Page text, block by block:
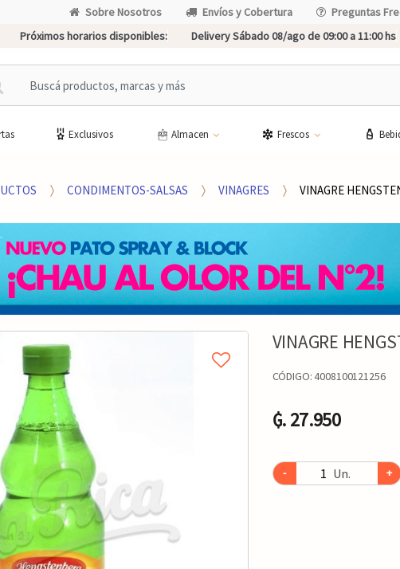
Sobre Nosotros Envíos y Cobertura Preguntas
Próximos horarios disponibles:
Delivery Sábado 08/ago de 09:00 a 11:00 hs
Exclusivos Almacen Frescos
CONDIMENTOS-SALSAS VINAGRES VINAGRE
VINAGRE
CÓDIGO:4008100121256
₲. 27.950
- Un. +